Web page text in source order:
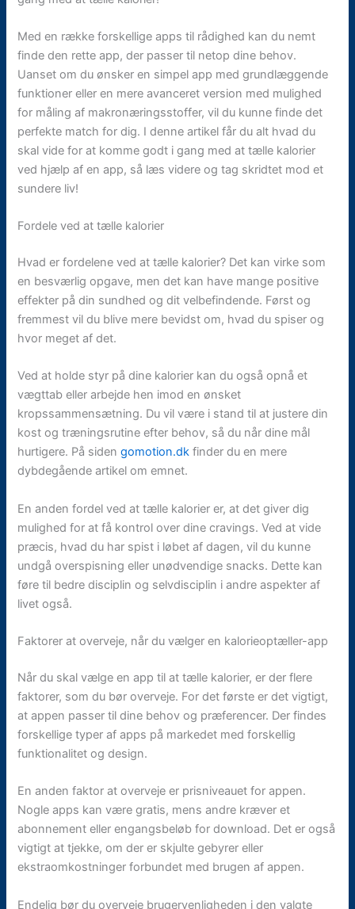
Med en række forskellige apps til rådighed kan du nemt
finde den rette app, der passer til netop dine behov.
Uanset om du ønsker en simpel app med grundlæggende
funktioner eller en mere avanceret version med mulighed
for måling af makronæringsstoffer, vil du kunne finde det
perfekte match for dig. I denne artikel får du alt hvad du
skal vide for at komme godt i gang med at tælle kalorier
ved hjælp af en app, så læs videre og tag skridtet mod et
sundere liv!
Fordele ved at tælle kalorier
Hvad er fordelene ved at tælle kalorier? Det kan virke som
en besværlig opgave, men det kan have mange positive
effekter på din sundhed og dit velbefindende. Først og
fremmest vil du blive mere bevidst om, hvad du spiser og
hvor meget af det.
Ved at holde styr på dine kalorier kan du også opnå et
vægttab eller arbejde hen imod en ønsket
kropssammensætning. Du vil være i stand til at justere din
kost og træningsrutine efter behov, så du når dine mål
hurtigere. På sidengomotion.dk finder du en mere
dybdegående artikel om emnet.
En anden fordel ved at tælle kalorier er, at det giver dig
mulighed for at få kontrol over dine cravings. Ved at vide
præcis, hvad du har spist i løbet af dagen, vil du kunne
undgå overspisning eller unødvendige snacks. Dette kan
føre til bedre disciplin og selvdisciplin i andre aspekter af
livet også.
Faktorer at overveje, når du vælger en kalorieoptæller-app
Når du skal vælge en app til at tælle kalorier, er der flere
faktorer, som du bør overveje. For det første er det vigtigt,
at appen passer til dine behov og præferencer. Der findes
forskellige typer af apps på markedet med forskellig
funktionalitet og design.
En anden faktor at overveje er prisniveauet for appen.
Nogle apps kan være gratis, mens andre kræver et
abonnement eller engangsbeløb for download. Det er også
vigtigt at tjekke, om der er skjulte gebyrer eller
ekstraomkostninger forbundet med brugen af appen.
Endelig bør du overveje brugervenligheden i den valgte